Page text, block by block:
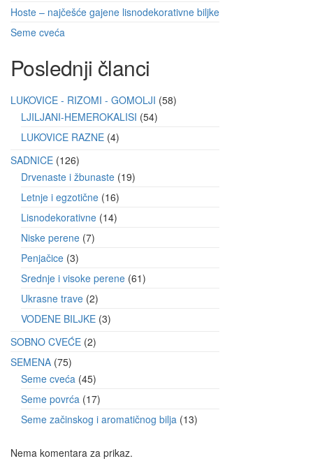
Hoste – najčešće gajene lisnodekorativne biljke
Seme cveća
Poslednji članci
LUKOVICE - RIZOMI - GOMOLJI 58
LJILJANI-HEMEROKALISI 54
LUKOVICE RAZNE 4
SADNICE 126
Drvenaste i žbunaste 19
Letnje i egzotične 16
Lisnodekorativne 14
Niske perene 7
Penjačice 3
Srednje i visoke perene 61
Ukrasne trave 2
VODENE BILJKE 3
SOBNO CVEĆE 2
SEMENA 75
Seme cveća 45
Seme povrća 17
Seme začinskog i aromatičnog bilja 13
Nema komentara za prikaz.